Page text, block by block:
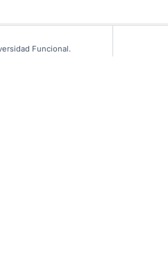
Funcional.